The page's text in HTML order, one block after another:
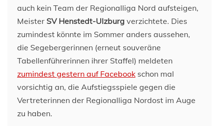
auch kein Team der Regionalliga Nord aufsteigen,
Meister SV Henstedt-Ulzburg verzichtete. Dies
zumindest könnte im Sommer anders aussehen,
die Segebergerinnen (erneut souveräne
Tabellenführerinnen ihrer Staffel) meldeten
zumindest gestern auf Facebook schon mal
vorsichtig an, die Aufstiegsspiele gegen die
Vertreterinnen der Regionalliga Nordost im Auge
zu haben.